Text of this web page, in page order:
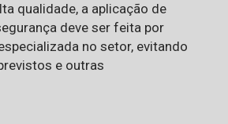
qualidade, a aplicação de
deve ser feita por
no setor, evitando
e outras